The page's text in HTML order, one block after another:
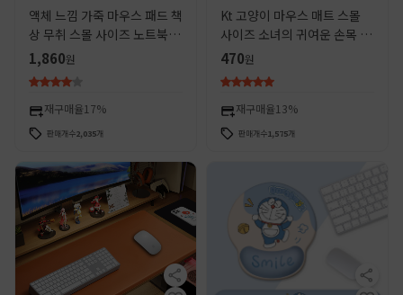
액체 느낌 가죽 마우스 패드 책
상 무취 스몰 사이즈 노트북 손
목 밴드 마우스 패드 도매
1,860원
재구매율17%
판매개수2,035개
Kt 고양이 마우스 매트 스몰
사이즈 소녀의 귀여운 손목 보
호 미끄럼 방지 쿠션 사무실 두
꺼운 컴퓨터 책 책상 매트
470원
재구매율13%
판매개수1,575개